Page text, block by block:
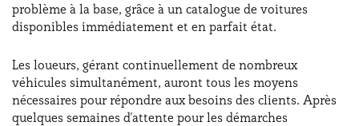
problème à la base, grâce à un catalogue de voitures
disponibles immédiatement et en parfait état.
Les loueurs, gérant continuellement de nombreux
véhicules simultanément, auront tous les moyens
nécessaires pour répondre aux besoins des clients. Après
quelques semaines d'attente pour les démarches